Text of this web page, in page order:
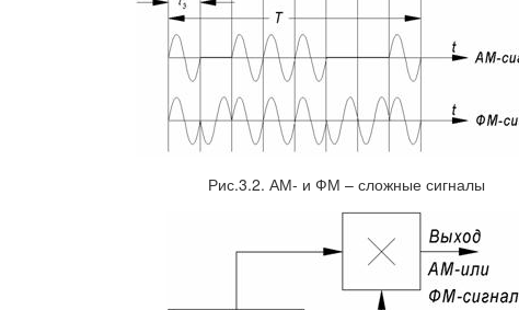
Рис.3.2. АМ- и ФМ – сложные сигналы